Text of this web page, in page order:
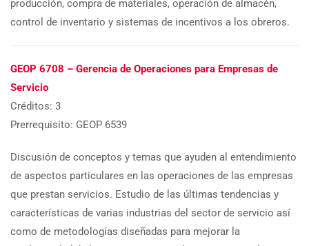
producción, compra de materiales, operación de almacén,
control de inventario y sistemas de incentivos a los obreros.
GEOP 6708 – Gerencia de Operaciones para Empresas de
Servicio
Créditos: 3
Prerrequisito: GEOP 6539
Discusión de conceptos y temas que ayuden al entendimiento
de aspectos particulares en las operaciones de las empresas
que prestan servicios. Estudio de las últimas tendencias y
características de varias industrias del sector de servicio así
como de metodologías diseñadas para mejorar la